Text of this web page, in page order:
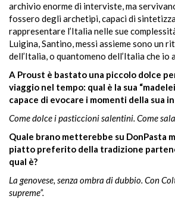
archivio enorme di interviste, ma
fossero degli archetipi, capaci di
rappresentare l’Italia nelle sue
Luigina, Santino, messi assieme sono un
dell’Italia, o quantomeno dell’Italia che io
A Proust è bastato una piccolo dolce
viaggio nel tempo: qual è la sua
capace di evocare i momenti della sua
Come dolce i pasticcioni salentini. Come
Quale brano metterebbe su DonPasta
piatto preferito della tradizione
qual è?
La genovese, senza ombra di dubbio. Con
supreme”.